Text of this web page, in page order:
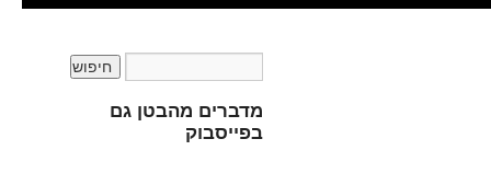
מדברים מהבטן גם
בפייסבוק